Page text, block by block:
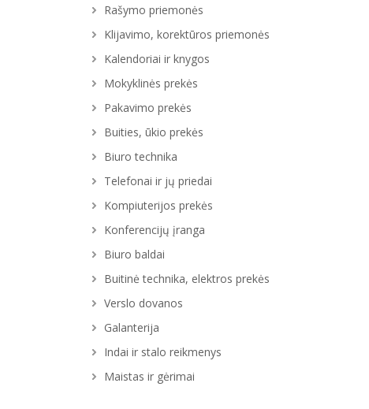
Rašymo priemonės
Klijavimo, korektūros priemonės
Kalendoriai ir knygos
Mokyklinės prekės
Pakavimo prekės
Buities, ūkio prekės
Biuro technika
Telefonai ir jų priedai
Kompiuterijos prekės
Konferencijų įranga
Biuro baldai
Buitinė technika, elektros prekės
Verslo dovanos
Galanterija
Indai ir stalo reikmenys
Maistas ir gėrimai